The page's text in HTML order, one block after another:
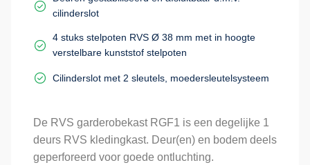
cilinderslot
4 stuks stelpoten RVS Ø 38 mm met in hoogte
verstelbare kunststof stelpoten
Cilinderslot met 2 sleutels, moedersleutelsysteem
De RVS garderobekast RGF1 is een degelijke 1
deurs RVS kledingkast. Deur(en) en bodem deels
geperforeerd voor goede ontluchting.